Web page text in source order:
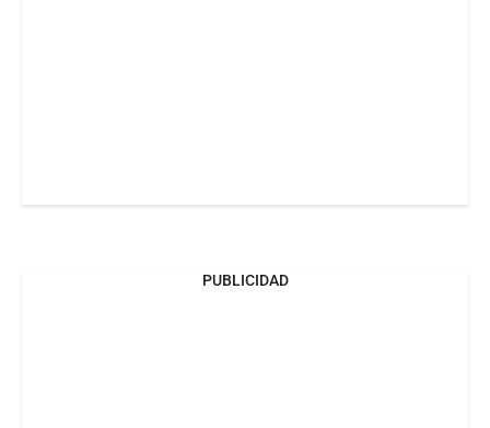
PUBLICIDAD